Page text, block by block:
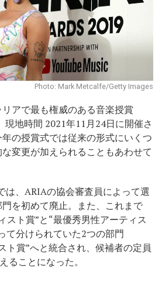
Photo: Mark Metcalfe/Getty Images
アで最も権威のある音楽授賞
現地時間 2021年11月24日に開催さ
の授賞式では従来の形式にいくつ
変更が加えられることもあわせて
は、ARIAの協会審査員によって選
を初めて廃止。また、これまで
スト賞”と“最優秀男性アーティス
て分けられていた2つの部門
ト賞”へと統合され、候補者の定員
ることになった。